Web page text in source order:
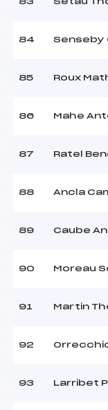
83 Setau
84 Senseby
85 Roux
86 Mahe
87 Ratel
88 Ancla
89 Caube
90 Moreau
91 Martin
92
93 Larribet